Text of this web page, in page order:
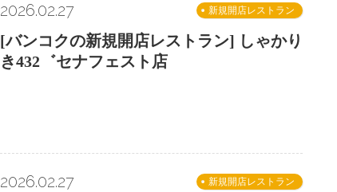
新規開店レストラン
2026.02.27
[バンコクの新規開店レストラン] しゃかり
き432゛セナフェスト店
新規開店レストラン
2026.02.27